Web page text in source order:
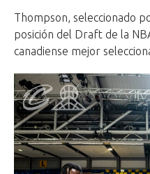
Thompson, seleccionado
posición del Draft de la
canadiense mejor